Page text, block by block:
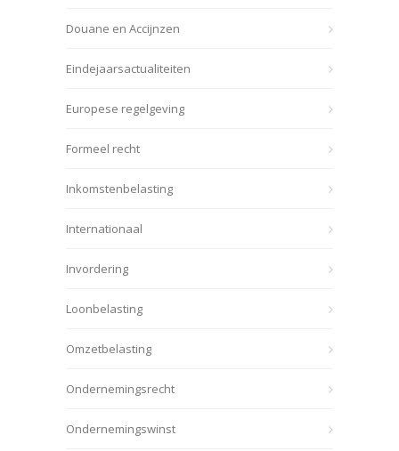
Douane en Accijnzen
Eindejaarsactualiteiten
Europese regelgeving
Formeel recht
Inkomstenbelasting
Internationaal
Invordering
Loonbelasting
Omzetbelasting
Ondernemingsrecht
Ondernemingswinst